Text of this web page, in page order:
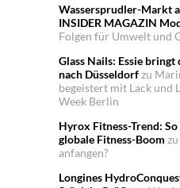
Wassersprudler-Markt
INSIDER MAGAZIN
Folgen für Umwelt und
Glass Nails: Essie bringt
nach Düsseldorfzu
begeistert mit Lack und
Week Berlin
Hyrox Fitness-Trend:
globale Fitness-Boom zu
anfangen?
Longines